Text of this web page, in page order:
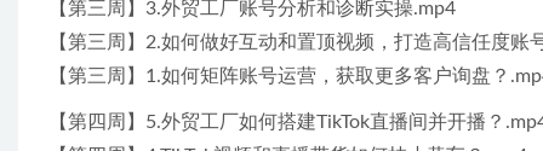
【第三周】3.外贸工厂账号分析和诊断实操.mp4
【第三周】2.如何做好互动和置顶视频，打造高信任度账
【第三周】1.如何矩阵账号运营，获取更多客户询盘？
【第四周】5.外贸工厂如何搭建TikTok直播间并开播？